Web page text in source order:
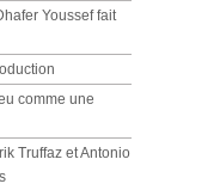
Youssef fait
comme une
Truffaz et Antonio